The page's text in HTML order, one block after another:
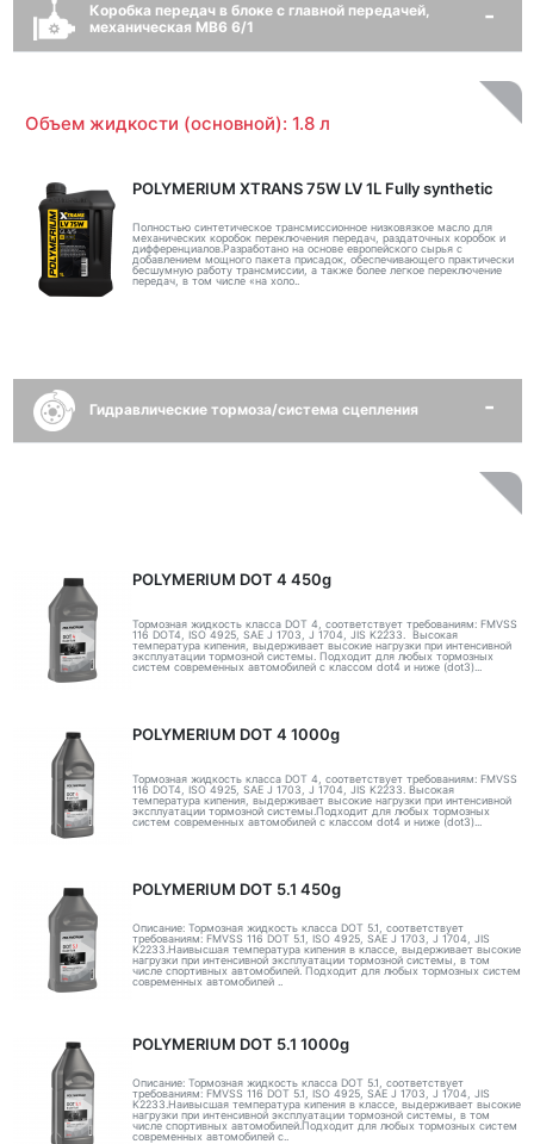
Коробка передач в блоке с главной передачей,
механическая MB6 6/1
Объем жидкости (основной): 1.8 л
POLYMERIUM XTRANS 75W LV 1L Fully synthetic
Полностью синтетическое трансмиссионное низковязкое масло для
механических коробок переключения передач, раздаточных коробок и
дифференциалов.Разработано на основе европейского сырья с
добавлением мощного пакета присадок, обеспечивающего практически
бесшумную работу трансмиссии, а также более легкое переключение
передач, в том числе «на холо..
Гидравлические тормоза/система сцепления
POLYMERIUM DOT 4 450g
Тормозная жидкость класса DOT 4, соответствует требованиям: FMVSS
116 DOT4, ISO 4925, SAE J 1703, J 1704, JIS K2233. Высокая
температура кипения, выдерживает высокие нагрузки при интенсивной
эксплуатации тормозной системы. Подходит для любых тормозных
систем современных автомобилей с классом dot4 и ниже (dot3)...
POLYMERIUM DOT 4 1000g
Тормозная жидкость класса DOT 4, соответствует требованиям: FMVSS
116 DOT4, ISO 4925, SAE J 1703, J 1704, JIS K2233. Высокая
температура кипения, выдерживает высокие нагрузки при интенсивной
эксплуатации тормозной системы.Подходит для любых тормозных
систем современных автомобилей с классом dot4 и ниже (dot3)...
POLYMERIUM DOT 5.1 450g
Описание: Тормозная жидкость класса DOT 5.1, соответствует
требованиям: FMVSS 116 DOT 5.1, ISO 4925, SAE J 1703, J 1704, JIS
K2233.Наивысшая температура кипения в классе, выдерживает высокие
нагрузки при интенсивной эксплуатации тормозной системы, в том
числе спортивных автомобилей. Подходит для любых тормозных систем
современных автомобилей ..
POLYMERIUM DOT 5.1 1000g
Описание: Тормозная жидкость класса DOT 5.1, соответствует
требованиям: FMVSS 116 DOT 5.1, ISO 4925, SAE J 1703, J 1704, JIS
K2233.Наивысшая температура кипения в классе, выдерживает высокие
нагрузки при интенсивной эксплуатации тормозной системы, в том
числе спортивных автомобилей.Подходит для любых тормозных систем
современных автомобилей с..